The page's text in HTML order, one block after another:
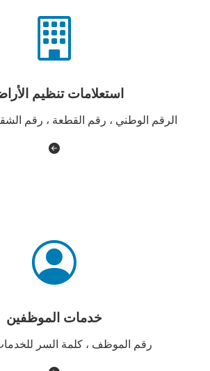
استعلامات تنظيم
الرقم الوطني ، رقم القطعة ، رقم
خدمات الموظفين
رقم الموظف ، كلمة السر للخدمات